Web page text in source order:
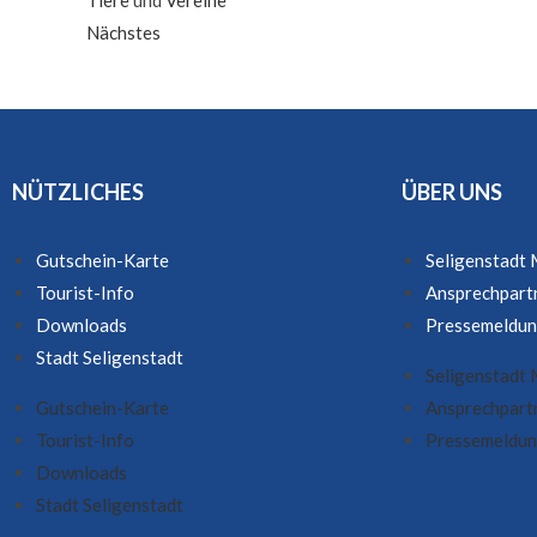
Nächstes
NÜTZLICHES
Gutschein-Karte
Tourist-Info
Downloads
Stadt Seligenstadt
Gutschein-Karte
Tourist-Info
Downloads
Stadt Seligenstadt
ÜBER UNS
Seligenstadt
Seligenstadt